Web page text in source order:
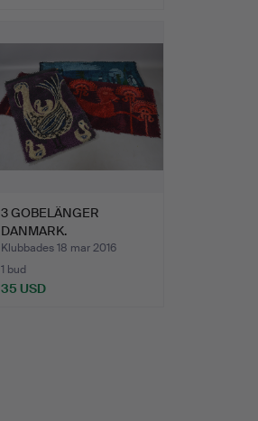
3 GOBELÄNGER
DANMARK.
Klubbades 18 mar 2016
1 bud
35 USD